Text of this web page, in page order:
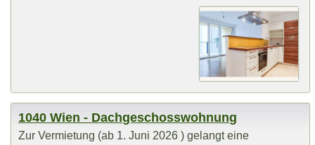
1040 Wien - Dachgeschosswohnung
Zur Vermietung (ab 1. Juni 2026 ) gelangt eine